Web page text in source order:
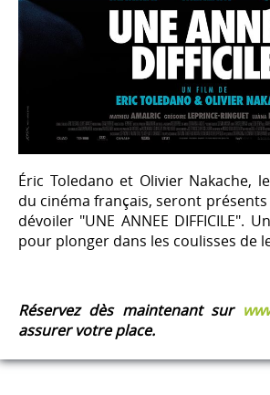
Éric Toledano et Olivier Nakache,
du cinéma français, seront
dévoiler "UNE ANNEE DIFFICILE".
pour plonger dans les coulisses de
Réservez dès maintenant sur
assurer votre place.